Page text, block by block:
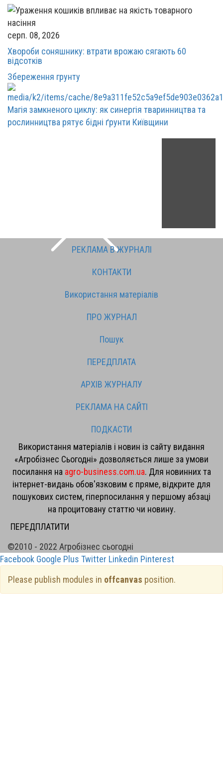
серп. 08, 2026
Хвороби соняшнику: втрати врожаю сягають 60
відсотків
Збереження грунту
Магія замкненого циклу: як синергія тваринництва та
рослинництва рятує бідні ґрунти Київщини
РЕКЛАМА В ЖУРНАЛІ
КОНТАКТИ
Використання матеріалів
ПРО ЖУРНАЛ
Пошук
ПЕРЕДПЛАТА
АРХІВ ЖУРНАЛУ
РЕКЛАМА НА САЙТІ
ПОДКАСТИ
Використання матеріалів і новин із сайту видання
«Агробізнес Сьогодні» дозволяється лише за умови
посилання на agro-business.com.ua. Для новинних та
інтернет-видань обов'язковим є пряме, відкрите для
пошукових систем, гіперпосилання у першому абзаці
на процитовану статтю чи новину.
ПЕРЕДПЛАТИТИ
©2010 - 2022 Агробізнес сьогодні
Facebook Google Plus Twitter Linkedin Pinterest
Please publish modules in offcanvas position.